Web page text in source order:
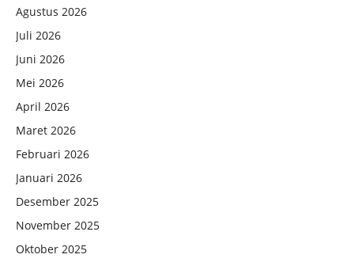
Agustus 2026
Juli 2026
Juni 2026
Mei 2026
April 2026
Maret 2026
Februari 2026
Januari 2026
Desember 2025
November 2025
Oktober 2025